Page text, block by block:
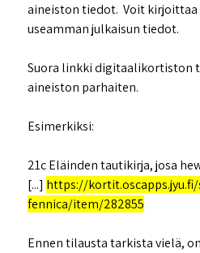
aineiston tiedot. Voit
useamman julkaisun tiedot.
Suora linkki digitaalikortiston
aineiston parhaiten.
Esimerkiksi:
21c Eläinden tautikirja, josa
[...] https://
fennica/item/282855
Ennen tilausta tarkista vielä,